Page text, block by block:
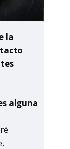
la
alguna